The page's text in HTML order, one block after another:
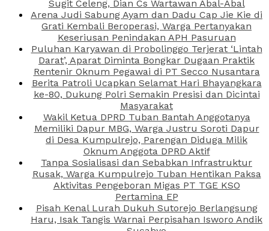
Sugit Celeng, Dian Cs Wartawan Abal-Abal
Arena Judi Sabung Ayam dan Dadu Cap Jie Kie di
Grati Kembali Beroperasi, Warga Pertanyakan
Keseriusan Penindakan APH Pasuruan
Puluhan Karyawan di Probolinggo Terjerat ‘Lintah
Darat’, Aparat Diminta Bongkar Dugaan Praktik
Rentenir Oknum Pegawai di PT Secco Nusantara
Berita Patroli Ucapkan Selamat Hari Bhayangkara
ke-80, Dukung Polri Semakin Presisi dan Dicintai
Masyarakat
Wakil Ketua DPRD Tuban Bantah Anggotanya
Memiliki Dapur MBG, Warga Justru Soroti Dapur
di Desa Kumpulrejo, Parengan Diduga Milik
Oknum Anggota DPRD Aktif
Tanpa Sosialisasi dan Sebabkan Infrastruktur
Rusak, Warga Kumpulrejo Tuban Hentikan Paksa
Aktivitas Pengeboran Migas PT TGE KSO
Pertamina EP
Pisah Kenal Lurah Dukuh Sutorejo Berlangsung
Haru, Isak Tangis Warnai Perpisahan Isworo Andik